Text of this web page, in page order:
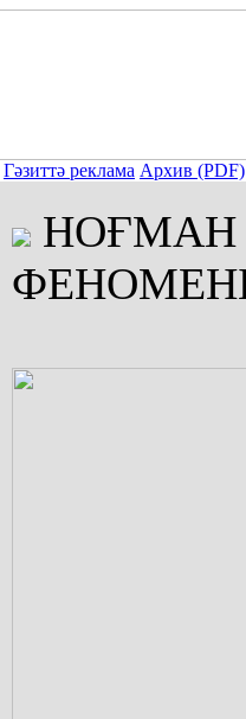
Гәзиттә реклама Архив (PDF)